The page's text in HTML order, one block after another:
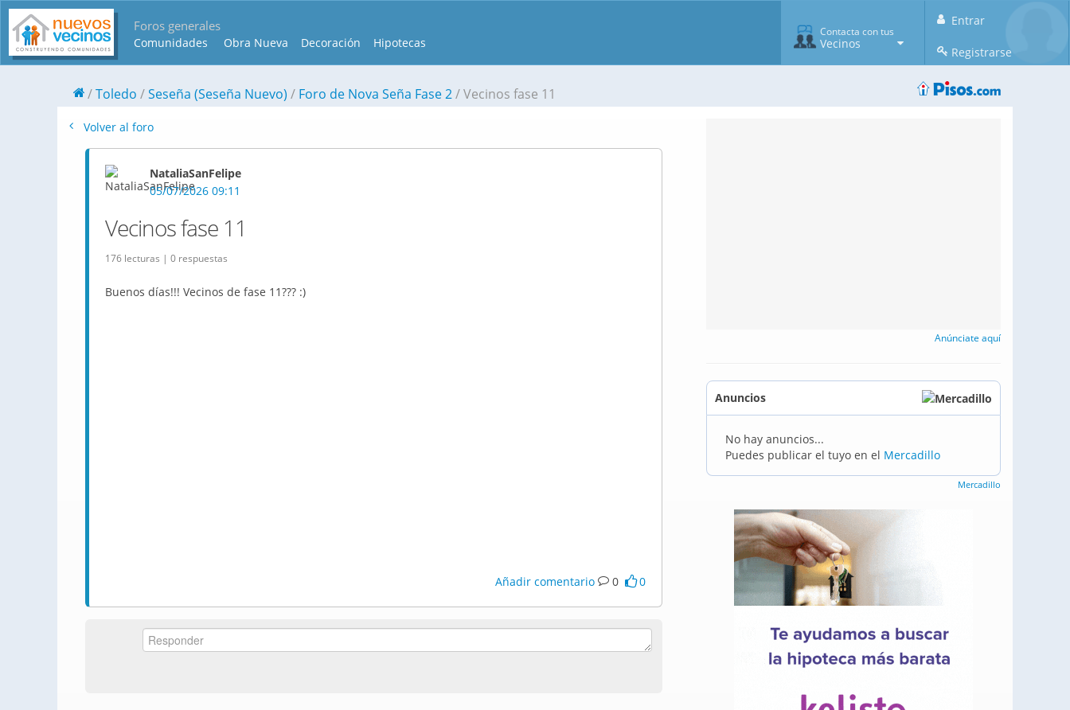
Foros generales
Comunidades Obra Nueva Decoración Hipotecas
Entrar
Registrarse
Contacta con tus
Vecinos
Toledo Seseña (Seseña Nuevo) Foro de Nova Seña Fase 2 Vecinos fase 11
Volver al foro
NataliaSanFelipe
05/07/2026 09:11
Vecinos fase 11
176 lecturas | 0 respuestas
Buenos días!!! Vecinos de fase 11??? :)
Añadir comentario 0 0
Anúnciate aquí
Anuncios
No hay anuncios...
Puedes publicar el tuyo en el Mercadillo
Mercadillo